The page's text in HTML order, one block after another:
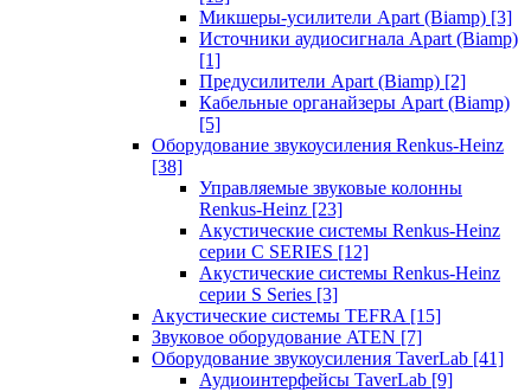
Микшеры-усилители Apart (Biamp) [3]
Источники аудиосигнала Apart (Biamp)
[1]
Предусилители Apart (Biamp) [2]
Кабельные органайзеры Apart (Biamp)
[5]
Оборудование звукоусиления Renkus-Heinz
[38]
Управляемые звуковые колонны
Renkus-Heinz [23]
Акустические системы Renkus-Heinz
серии C SERIES [12]
Акустические системы Renkus-Heinz
серии S Series [3]
Акустические системы TEFRA [15]
Звуковое оборудование ATEN [7]
Оборудование звукоусиления TaverLab [41]
Аудиоинтерфейсы TaverLab [9]